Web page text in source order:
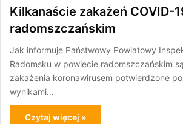
Kilkanaście zakażeń COVID-
radomszczańskim
Jak informuje Państwowy Powiatowy
Radomsku w powiecie radomszczańskim
zakażenia koronawirusem potwierdzone
wynikami…
Czytaj więcej »